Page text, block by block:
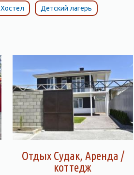
Хостел Детский лагерь
Отдых Судак, Аренда /
коттедж